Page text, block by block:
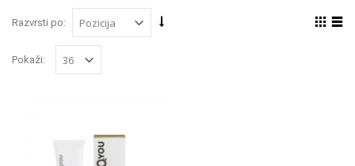
Razvrsti po:
Pokaži: